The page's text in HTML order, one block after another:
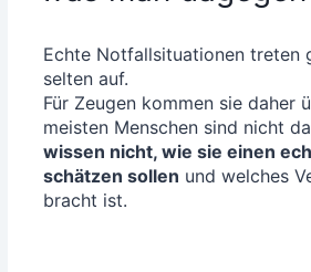
Ech­te Not­fall­si­tua­tio­nen tre­ten
sel­ten auf.
Für Zeu­gen kom­men sie daher
meis­ten Men­schen sind nicht
wis­sen nicht, wie sie einen
schät­zen sol­len und wel­ches
bracht ist.